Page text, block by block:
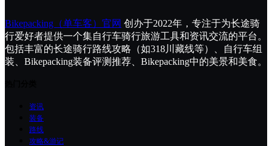
Bikepacking（单车客）官网 创办于2022年，专注于为长途骑
行爱好者提供一个集自行车骑行旅游工具和资讯交流的平台。
包括丰富的长途骑行路线攻略（如318川藏线等）、自行车组
装、Bikepacking装备评测推荐、Bikepacking中的美景和美食。
资讯
装备
路线
攻略&游记